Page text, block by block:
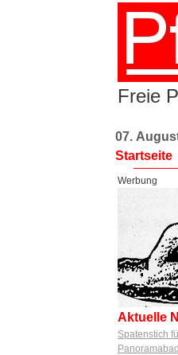
Freie
07.
Startseite
Werbung
Aktuelle
Spatenstich